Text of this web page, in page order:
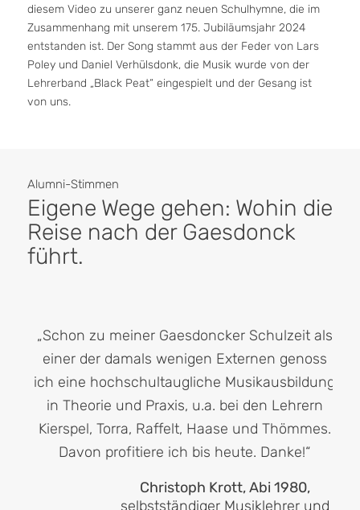
diesem Video zu unserer ganz neuen Schulhymne, die im
Zusammenhang mit unserem 175. Jubiläumsjahr 2024
entstanden ist. Der Song stammt aus der Feder von Lars
Poley und Daniel Verhülsdonk, die Musik wurde von der
Lehrerband „Black Peat“ eingespielt und der Gesang ist
von uns.
Alumni-Stimmen
Eigene Wege gehen: Wohin die
Reise nach der Gaesdonck
führt.
„Schon zu meiner Gaesdoncker Schulzeit als
einer der damals wenigen Externen genoss
ich eine hochschultaugliche Musikausbildung
in Theorie und Praxis, u.a. bei den Lehrern
Kierspel, Torra, Raffelt, Haase und Thömmes.
Davon profitiere ich bis heute. Danke!“
Christoph Krott, Abi 1980,
selbstständiger Musiklehrer und